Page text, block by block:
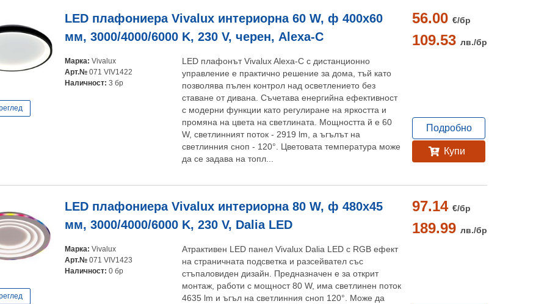
LED плафониера Vivalux интериорна 60 W, ф 400х60
мм, 3000/4000/6000 K, 230 V, черен, Alexa-C
Марка: Vivalux
Арт.№ 071 VIV1422
Наличност: 3 бр
LED плафонът Vivalux Alexa-C с дистанционно
управление е практично решение за дома, тъй като
позволява пълен контрол над осветлението без
ставане от дивана. Съчетава енергийна ефективност
с модерни функции като регулиране на яркостта и
промяна на цвета на светлината. Мощността й е 60
W, светлинният поток - 2919 lm, а ъгълът на
светлинния сноп - 120°. Цветовата температура може
да се задава на топл...
56.00 €/бр
109.53 лв./бр
Подробно
Купи
LED плафониера Vivalux интериорна 80 W, ф 480x45
мм, 3000/4000/6000 K, 230 V, Dalia LED
Марка: Vivalux
Арт.№ 071 VIV1423
Наличност: 0 бр
Атрактивен LED панел Vivalux Dalia LED с RGB ефект
на страничната подсветка и разсейвател със
стъпаловиден дизайн. Предназначен е за открит
монтаж, работи с мощност 80 W, има светлинен поток
4635 lm и ъгъл на светлинния сноп 120°. Може да
97.14 €/бр
189.99 лв./бр